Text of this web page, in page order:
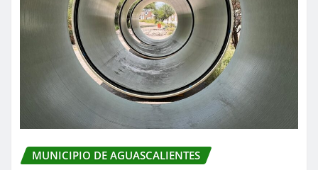
MUNICIPIO DE AGUASCALIENTES